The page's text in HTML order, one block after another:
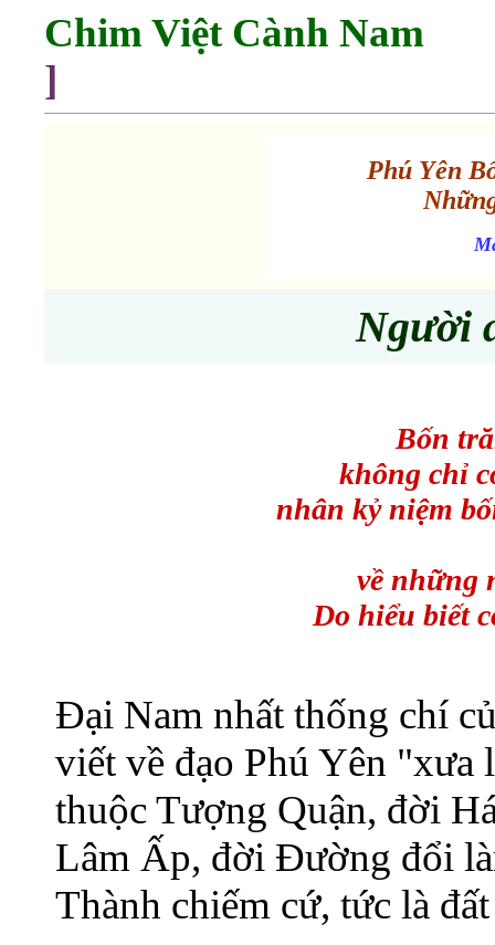
Chim Việt Cành Nam
]
Phú Yên
Người
Bốn
không chỉ
nhân kỷ niệm
về những
Do hiểu biết
Đại Nam nhất thống chí
viết về đạo Phú Yên
thuộc Tượng Quận, đời
Lâm Ấp, đời Đường đổi
Thành chiếm cứ, tức là